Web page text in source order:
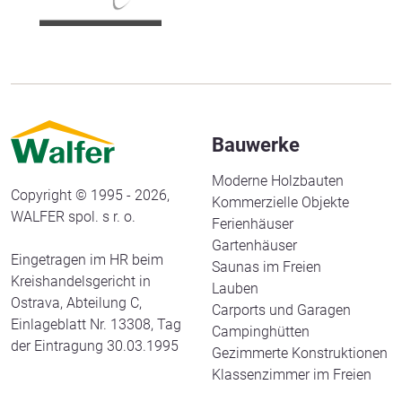
Copyright © 1995 - 2026,
WALFER spol. s r. o.
Eingetragen im HR beim
Kreishandelsgericht in
Ostrava, Abteilung C,
Einlageblatt Nr. 13308, Tag
der Eintragung 30.03.1995
Bauwerke
Moderne Holzbauten
Kommerzielle Objekte
Ferienhäuser
Gartenhäuser
Saunas im Freien
Lauben
Carports und Garagen
Campinghütten
Gezimmerte Konstruktionen
Klassenzimmer im Freien